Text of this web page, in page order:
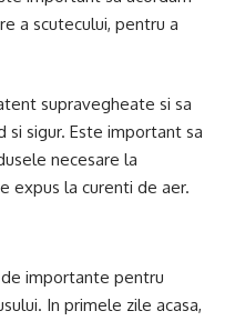
a scutecului, pentru a
supravegheate si sa
si sigur. Este important sa
necesare la
expus la curenti de aer.
importante pentru
In primele zile acasa,